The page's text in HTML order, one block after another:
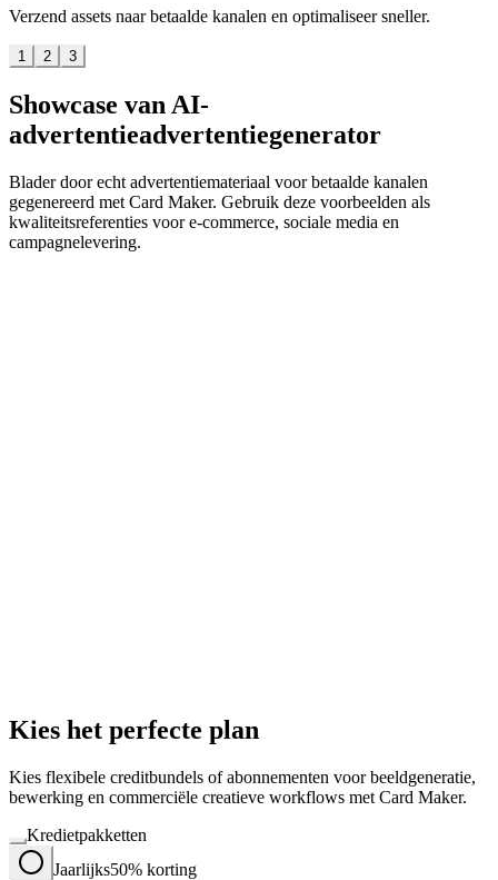
Verzend assets naar betaalde kanalen en optimaliseer sneller.
1 2 3
Showcase van AI-
advertentieadvertentiegenerator
Blader door echt advertentiemateriaal voor betaalde kanalen
gegenereerd met Card Maker. Gebruik deze voorbeelden als
kwaliteitsreferenties voor e-commerce, sociale media en
campagnelevering.
Kies het perfecte plan
Kies flexibele creditbundels of abonnementen voor beeldgeneratie,
bewerking en commerciële creatieve workflows met Card Maker.
Kredietpakketten
Jaarlijks50% korting